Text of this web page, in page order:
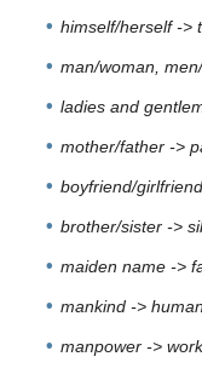
himself/herself ->
man/woman,
ladies and
mother/father ->
boyfriend/
brother/sister ->
maiden name ->
mankind ->
manpower ->